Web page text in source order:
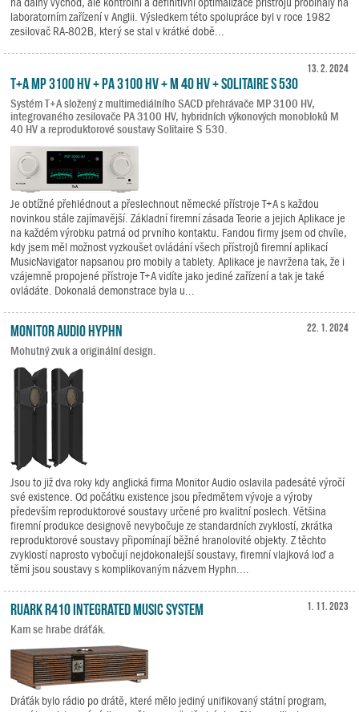
laboratorním zařízení v Anglii. Výsledkem této spolupráce byl v roce 1982
zesilovač RA-802B, který se stal v krátké době...
13. 2. 2024
T+A MP 3100 HV + PA 3100 HV + M 40 HV + Solitaire S 530
Systém T+A složený z multimediálního SACD přehrávače MP 3100 HV,
integrovaného zesilovače PA 3100 HV, hybridních výkonových monobloků M
40 HV a reproduktorové soustavy Solitaire S 530.
Je obtížné přehlédnout a přeslechnout německé přístroje T+A s každou
novinkou stále zajímavější. Základní firemní zásada Teorie a jejich Aplikace je
na každém výrobku patrná od prvního kontaktu. Fandou firmy jsem od chvíle,
kdy jsem měl možnost vyzkoušet ovládání všech přístrojů firemní aplikací
MusicNavigator napsanou pro mobily a tablety. Aplikace je navržena tak, že i
vzájemně propojené přístroje T+A vidíte jako jediné zařízení a tak je také
ovládáte. Dokonalá demonstrace byla u...
22. 1. 2024
Monitor Audio Hyphn
Mohutný zvuk a originální design.
Jsou to již dva roky kdy anglická firma Monitor Audio oslavila padesáté výročí
své existence. Od počátku existence jsou předmětem vývoje a výroby
především reproduktorové soustavy určené pro kvalitní poslech. Většina
firemní produkce designově nevybočuje ze standardních zvyklostí, zkrátka
reproduktorové soustavy připomínají běžné hranolovité objekty. Z těchto
zvyklostí naprosto vybočují nejdokonalejší soustavy, firemní vlajková loď a
těmi jsou soustavy s komplikovaným názvem Hyphn....
1. 11. 2023
Ruark R410 Integrated Music System
Kam se hrabe dráťák.
Dráťák bylo rádio po drátě, které mělo jediný unifikovaný státní program,